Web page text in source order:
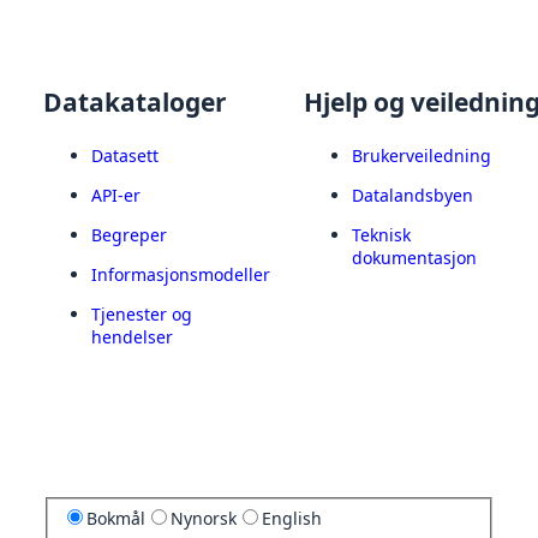
Datakataloger
Datasett
API-er
Begreper
Informasjonsmodeller
Tjenester og
hendelser
Hjelp og
Brukerveiledning
Datalandsbyen
Teknisk
dokumentasjon
Bokmål Nynorsk English